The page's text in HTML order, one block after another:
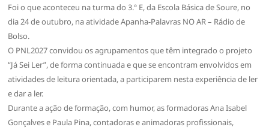
Foi o que aconteceu na turma do 3.º E, da Escola Básica de Soure, no
dia 24 de outubro, na atividade Apanha-Palavras NO AR – Rádio de
Bolso.
O PNL2027 convidou os agrupamentos que têm integrado o projeto
“Já Sei Ler”, de forma continuada e que se encontram envolvidos em
atividades de leitura orientada, a participarem nesta experiência de ler
e dar a ler.
Durante a ação de formação, com humor, as formadoras Ana Isabel
Gonçalves e Paula Pina, contadoras e animadoras profissionais,